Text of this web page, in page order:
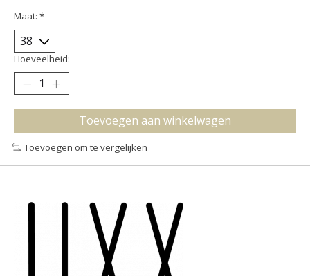
Maat: *
Hoeveelheid:
Toevoegen aan winkelwagen
Toevoegen om te vergelijken